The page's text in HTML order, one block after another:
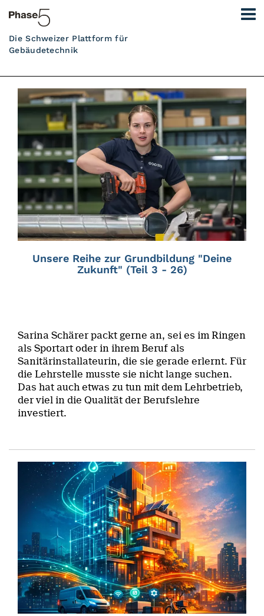
Die Schweizer Plattform für
Gebäudetechnik
Unsere Reihe zur Grundbildung "Deine
Zukunft" (Teil 3 - 26)
Sarina Schärer packt gerne an, sei es im Ringen
als Sportart oder in ihrem Beruf als
Sanitärinstallateurin, die sie gerade erlernt. Für
die Lehrstelle musste sie nicht lange suchen.
Das hat auch etwas zu tun mit dem Lehrbetrieb,
der viel in die Qualität der Berufslehre
investiert.